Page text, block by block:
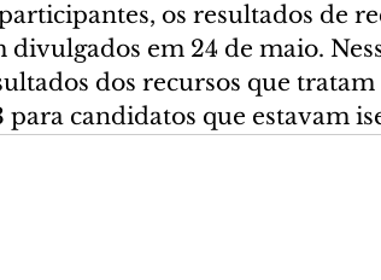
os resultados de
divulgados em 24 de maio.
dos recursos que
candidatos que estavam